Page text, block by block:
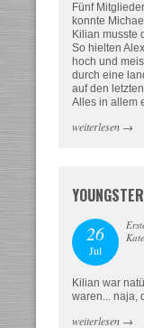
Fünf
konnte
Kilian musste
So hielten
hoch und
durch eine
auf den
Alles in allem
weiterlesen→
26
Jul
Kilian war
waren... naja,
weiterlesen→